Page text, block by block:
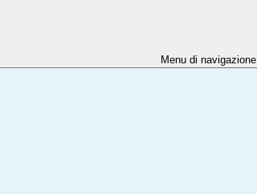
Menu di navigazione